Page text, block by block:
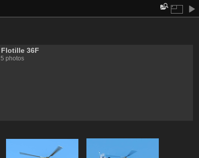
Flotille 36F
5 photos